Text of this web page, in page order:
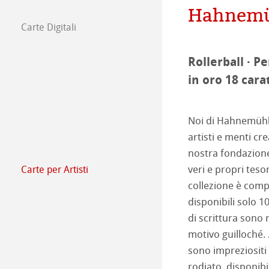
Il team
Comunicati
Carte Digitali
Matt FineArt
Glossy FineArt
Canvas FineArt
Hahnemühle
Sezione FAQ
Installazione
Archivio
Harman di
Hahnemühle
Studi Certificati
Contatti
Album FineArt
Album in Lino
QT Albums x
Protect &
Hahnemühle
Metodi di
Carte per Artisti
Carte per artisti
The Collection
The Collection -
The Collection -
Natural Line
Rollerball ·
in oro 18
Noi di
artisti e menti
nostra
veri e propri
collezione è
disponibili solo
di scrittura sono
motivo guilloché.
sono impreziositi
rodiato,